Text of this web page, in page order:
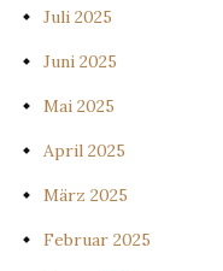
Juli 2025
Juni 2025
Mai 2025
April 2025
März 2025
Februar 2025